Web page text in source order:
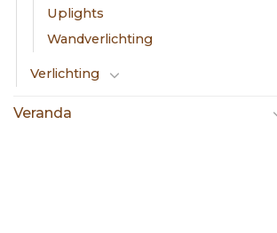
Uplights
Wandverlichting
Verlichting
Veranda